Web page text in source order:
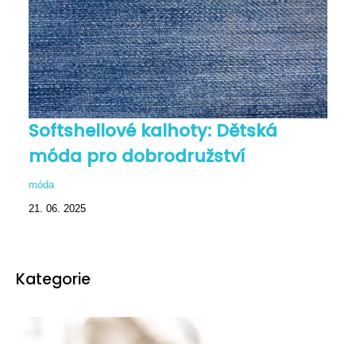
Softshellové kalhoty: Dětská
móda pro dobrodružství
móda
21. 06. 2025
Kategorie